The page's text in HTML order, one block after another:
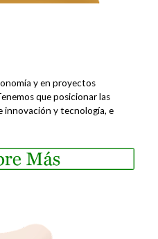
y en proyectos
que posicionar las
innovación y tecnología, e